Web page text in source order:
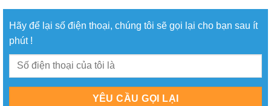
Hãy để lại số điện thoại, chúng tôi sẽ gọi lại cho bạn sau ít
phút !